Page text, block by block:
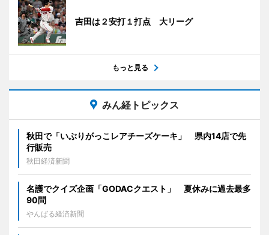
吉田は２安打１打点 大リーグ
もっと見る
みん経トピックス
秋田で「いぶりがっこレアチーズケーキ」 県内14店で先
行販売
秋田経済新聞
名護でクイズ企画「GODACクエスト」 夏休みに過去最多
90問
やんばる経済新聞